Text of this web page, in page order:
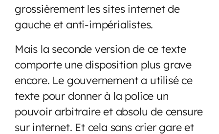
grossièrement les sites internet de
gauche et anti-impérialistes.
Mais la seconde version de ce texte
comporte une disposition plus grave
encore. Le gouvernement a utilisé ce
texte pour donner à la police un
pouvoir arbitraire et absolu de censure
sur internet. Et cela sans crier gare et